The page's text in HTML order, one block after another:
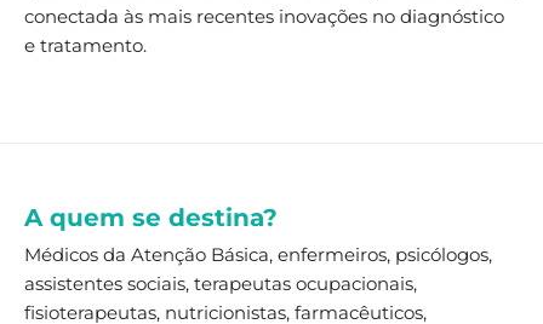
conectada às mais recentes inovações no diagnóstico
e tratamento.
A quem se destina?
Médicos da Atenção Básica, enfermeiros, psicólogos,
assistentes sociais, terapeutas ocupacionais,
fisioterapeutas, nutricionistas, farmacêuticos,